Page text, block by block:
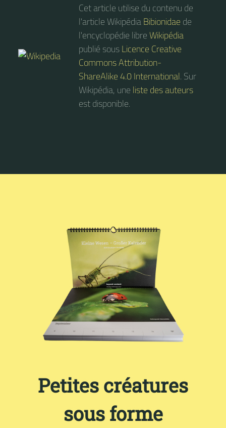
Cet article utilise du contenu de
l'article WikipédiaBibionidae de
l'encyclopédie libreWikipédia
publié sousLicence Creative
Commons Attribution-
ShareAlike 4.0 International. Sur
Wikipédia, une liste des auteurs
est disponible.
Petites créatures
sous forme